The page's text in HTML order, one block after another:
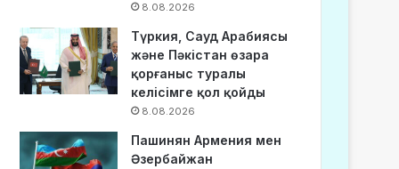
8.08.2026
Түркия, Сауд Арабиясы
және Пәкістан өзара
қорғаныс туралы
келісімге қол қойды
8.08.2026
Пашинян Армения мен
Әзербайжан